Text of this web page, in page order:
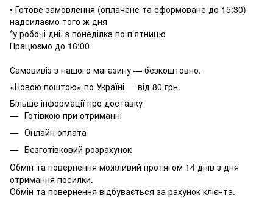
• Готове замовлення (оплачене та сформоване до 15:30)
надсилаємо того ж дня
*у робочі дні, з понеділка по п’ятницю
Працюємо до 16:00
Самовивіз з нашого магазину — безкоштовно.
«Новою поштою» по Україні — від 80 грн.
Більше інформації про доставку
Готівкою при отриманні
Онлайн оплата
Безготівковий розрахунок
Обмін та повернення можливий протягом 14 днів з дня
отримання посилки.
Обмін та повернення відбувається за рахунок клієнта.